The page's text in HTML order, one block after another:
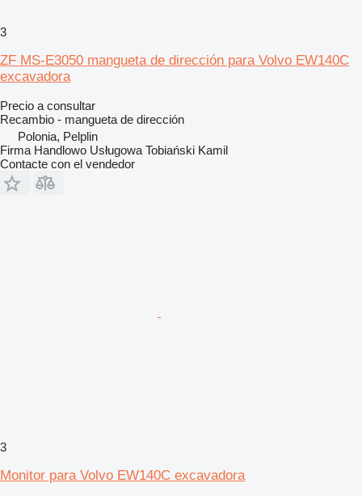
3
ZF MS-E3050 mangueta de dirección para Volvo EW140C
excavadora
Precio a consultar
Recambio - mangueta de dirección
Polonia, Pelplin
Firma Handlowo Usługowa Tobiański Kamil
Contacte con el vendedor
3
Monitor para Volvo EW140C excavadora